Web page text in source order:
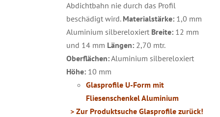
Abdichtbahn nie durch das Profil
beschädigt wird. Materialstärke:1,0 mm
Aluminium silbereloxiert Breite:12 mm
und 14 mm Längen:2,70 mtr.
Oberflächen:Aluminium silbereloxiert
Höhe:10 mm
Glasprofile U-Form mit
Fliesenschenkel Aluminium
> Zur Produktsuche Glasprofile zurück!